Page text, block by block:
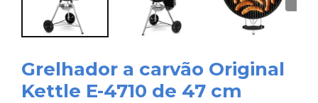
Grelhador a carvão Original
Kettle E-4710 de 47 cm